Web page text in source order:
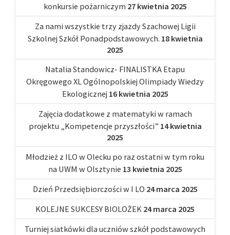
konkursie pożarniczym 27 kwietnia 2025
Za nami wszystkie trzy zjazdy Szachowej Ligii
Szkolnej Szkół Ponadpodstawowych. 18 kwietnia
2025
Natalia Standowicz- FINALISTKA Etapu
Okręgowego XL Ogólnopolskiej Olimpiady Wiedzy
Ekologicznej 16 kwietnia 2025
Zajęcia dodatkowe z matematyki w ramach
projektu „Kompetencje przyszłości” 14 kwietnia
2025
Młodzież z ILO w Olecku po raz ostatni w tym roku
na UWM w Olsztynie 13 kwietnia 2025
Dzień Przedsiębiorczości w I LO 24 marca 2025
KOLEJNE SUKCESY BIOLOŻEK 24 marca 2025
Turniej siatkówki dla uczniów szkół podstawowych